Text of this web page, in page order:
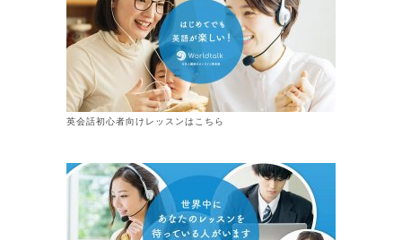
英会話初心者向けレッスンはこちら